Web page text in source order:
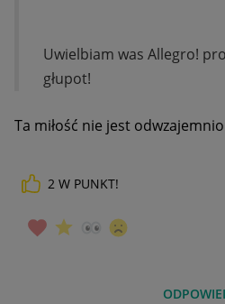
Uwielbiam was Allegro!
głupot!
Ta miłość nie jest
2 W PUNKT!